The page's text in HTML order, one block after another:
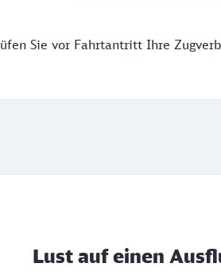
Sie vor Fahrtantritt Ihre
Lust auf einen